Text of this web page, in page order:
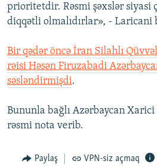
prioritetdir. Rəsmi şəxslər siyasi
diqqətli olmalıdırlar», -
Bir qədər öncə İran Silahlı
rəisi Həsən Firuzabadi
səsləndirmişdi.
Bununla bağlı Azərbaycan
rəsmi nota verib.
Paylaş VPN-siz açmaq